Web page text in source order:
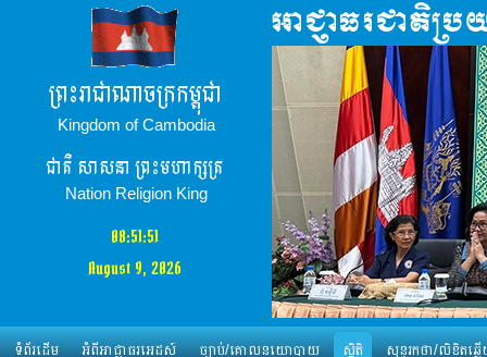
ព្រះរាជាណាចក្រកម្ពុជា
Kingdom of Cambodia
ជាតិ​ សាសនា ព្រះមហាក្សត្រ
Nation Religion King
08:51:52
August 9, 2026
ទំព័រដើម អំពីអាជ្ញាធរអេដស៍ ច្បាប់/គោលនយោបាយ ស្ថិតិ សុន្ទរកថា/លិខិតឆ្លើ